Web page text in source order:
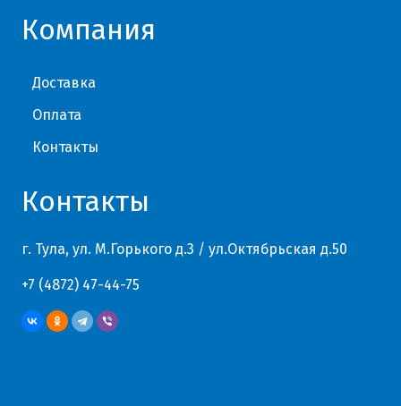
Компания
Доставка
Оплата
Контакты
Контакты
г. Тула, ул. М.Горького д.3 / ул.Октябрьская д.50
+7 (4872) 47-44-75